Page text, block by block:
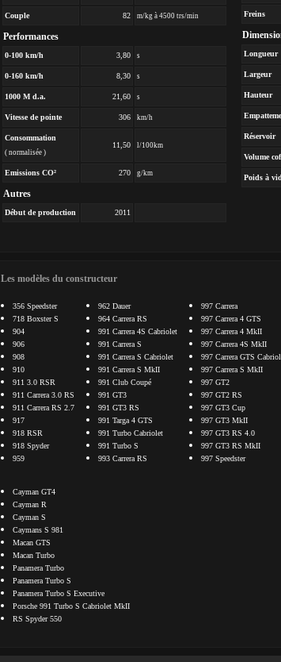
Couple 82 m/kg à 4500 trs/min
Performances
0-100 km/h 3,80 s
0-160 km/h 8,30 s
1000 M d.a. 21,60 s
Vitesse de pointe 306 km/h
Consommation
( normalisée )
11,50 l/100km
Emissions CO² 270 g/km
Autres
Début de production 2011
Freins
Longueur
Largeur
Hauteur
Réservoir
Volume
Poids à
Les modèles du constructeur
356 Speedster
718 Boxster S
904
906
908
910
911 3.0 RSR
911 Carrera 3.0 RS
911 Carrera RS 2.7
917
918 RSR
918 Spyder
959
962 Dauer
964 Carrera RS
991 Carrera 4S Cabriolet
991 Carrera S
991 Carrera S Cabriolet
991 Carrera S MkII
991 Club Coupé
991 GT3
991 GT3 RS
991 Targa 4 GTS
991 Turbo Cabriolet
991 Turbo S
993 Carrera RS
997 Carrera
997 Carrera 4 GTS
997 Carrera 4 MkII
997 Carrera 4S MkII
997 Carrera GTS
997 Carrera S MkII
997 GT2
997 GT2 RS
997 GT3 Cup
997 GT3 MkII
997 GT3 RS 4.0
997 GT3 RS MkII
997 Speedster
Cayman GT4
Cayman R
Cayman S
Caymans S 981
Macan GTS
Macan Turbo
Panamera Turbo
Panamera Turbo S
Panamera Turbo S Executive
Porsche 991 Turbo S Cabriolet MkII
RS Spyder 550